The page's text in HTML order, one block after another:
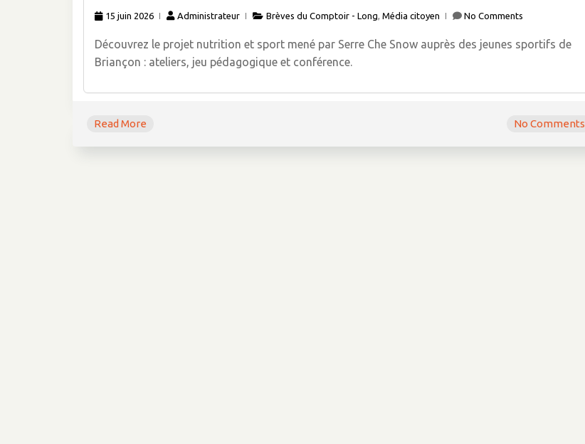
15 juin 2026 Administrateur Brèves du Comptoir - Long, Média citoyen No Comments
Découvrez le projet nutrition et sport mené par Serre Che Snow auprès des jeunes sportifs de
Briançon : ateliers, jeu pédagogique et conférence.
Read More No Comments